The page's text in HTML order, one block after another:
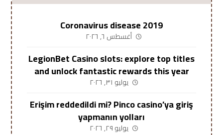
Coronavirus disease 2019
أغسطس ٦, ٢٠٢٦
LegionBet Casino slots: explore top titles
and unlock fantastic rewards this year
يوليو ٣١, ٢٠٢٦
Erişim reddedildi mi? Pinco casino’ya giriş
yapmanın yolları
يوليو ٢٩, ٢٠٢٦